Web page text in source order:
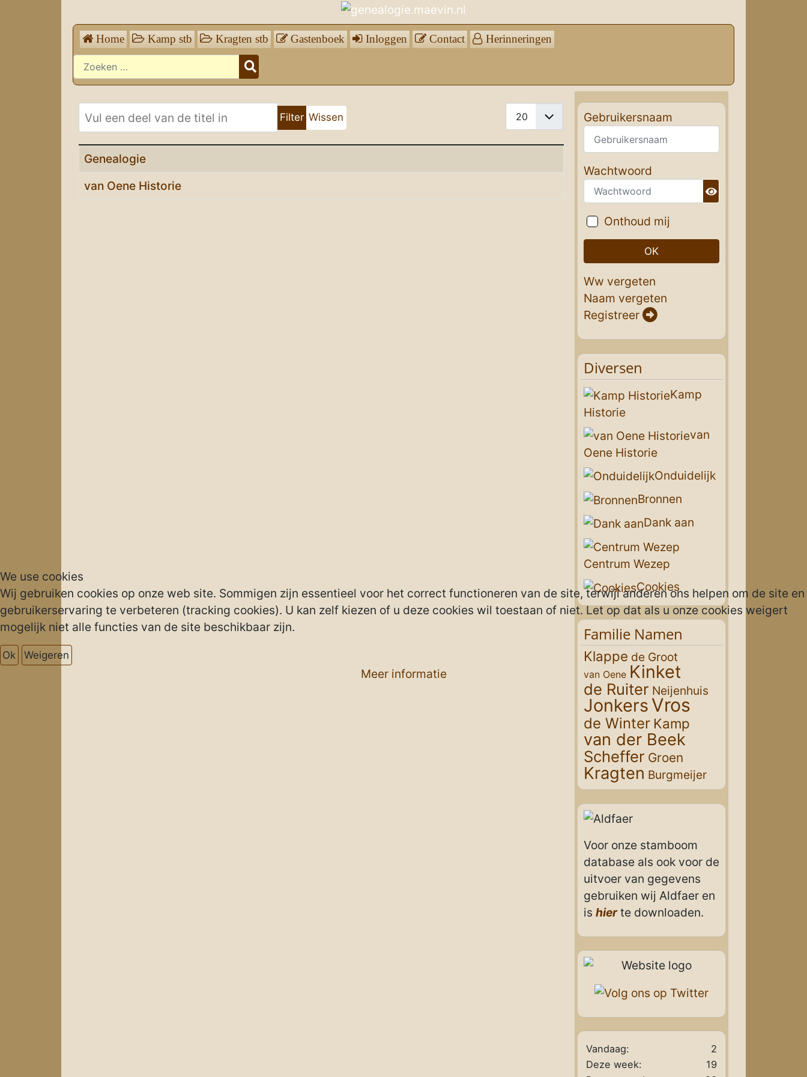
Home Kamp stb Kragten stb Gastenboek Inloggen Contact Herinneringen
Zoeken
Vul een deel van de titel in Filter Wissen Toon #
Stambomen
Genealogie
van Oene Historie
Gebruikersnaam
Wachtwoord
Toon wachtwoord
Onthoud mij
OK
Ww vergeten
Naam vergeten
Registreer
Diversen
Kamp
Historie
van
Oene Historie
Onduidelijk
Bronnen
Dank aan
Centrum Wezep
Cookies
Familie Namen
Klappe de Groot
van Oene Kinket
de Ruiter Neijenhuis
Jonkers Vros
de Winter Kamp
van der Beek
Scheffer Groen
Kragten Burgmeijer
Voor onze stamboom
database als ook voor de
uitvoer van gegevens
gebruiken wij Aldfaer en
is hierte downloaden.
Vandaag:
2
Deze week:
19
We use cookies
Wij gebruiken cookies op onze web site. Sommigen zijn essentieel voor het correct functioneren van de site, terwijl anderen ons helpen om de site en
gebruikerservaring te verbeteren (tracking cookies). U kan zelf kiezen of u deze cookies wil toestaan of niet. Let op dat als u onze cookies weigert
mogelijk niet alle functies van de site beschikbaar zijn.
Ok Weigeren
Meer informatie